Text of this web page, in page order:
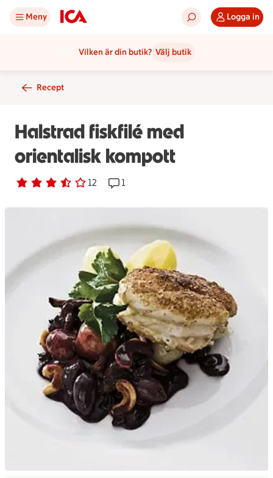
Meny Logga in
Vilken är din butik? Välj butik
Recept
Halstrad fiskfilé med
orientalisk kompott
Betyg 3.6 av 5. 12
12 personer har röstatReceptet har 1 kommentarer
1